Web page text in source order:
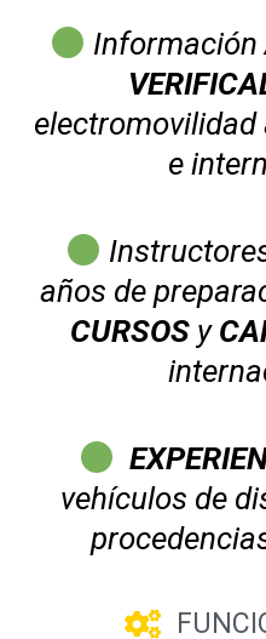
Información
electromovilidad
e
años de
CURSOSy
vehículos de